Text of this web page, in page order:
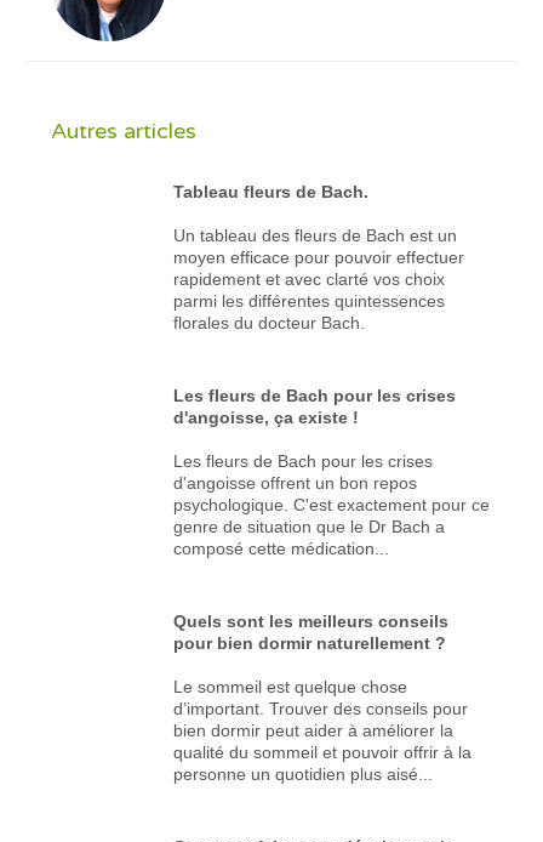
Autres articles
Tableau fleurs de Bach.
Un tableau des fleurs de Bach est un
moyen efficace pour pouvoir effectuer
rapidement et avec clarté vos choix
parmi les différentes quintessences
florales du docteur Bach.
Les fleurs de Bach pour les crises
d'angoisse, ça existe !
Les fleurs de Bach pour les crises
d'angoisse offrent un bon repos
psychologique. C'est exactement pour ce
genre de situation que le Dr Bach a
composé cette médication...
Quels sont les meilleurs conseils
pour bien dormir naturellement ?
Le sommeil est quelque chose
d’important. Trouver des conseils pour
bien dormir peut aider à améliorer la
qualité du sommeil et pouvoir offrir à la
personne un quotidien plus aisé...